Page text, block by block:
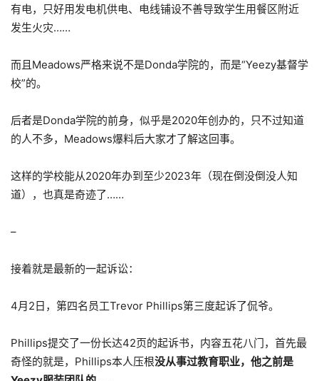
有电，只好用发电机供电、电线铺设不善导致学生用餐区附近
发生火灾……
而且Meadows严格来说不是Donda学院的，而是“Yeezy基督学
校”的。
后者是Donda学院的前身，似乎是2020年创办的，只不过知道
的人不多，Meadows爆料后大家才了解这回事。
这样的学校能从2020年办到至少2023年（现在倒没倒没人知
道），也真是奇迹了……
–
接着就是最新的一起诉讼：
4月2日，第四名员工Trevor Phillips第三度起诉了侃爷。
Phillips提交了一份长达42页的起诉书，内容五花八门，首先最
奇怪的就是，Phillips本人压根没从事过教育职业，他之前是